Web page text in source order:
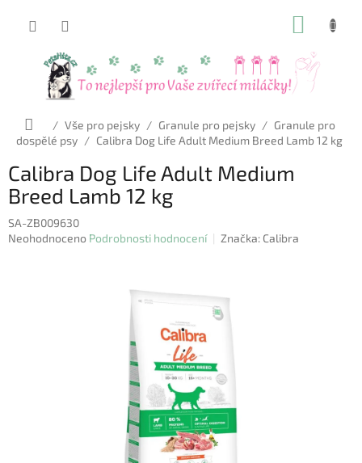
Domů
/ Vše pro pejsky / Granule pro pejsky / Granule pro
dospělé psy / Calibra Dog Life Adult Medium Breed Lamb 12 kg
Calibra Dog Life Adult Medium
Breed Lamb 12 kg
SA-ZB009630
Průměrné
Neohodnoceno Podrobnosti hodnocení Značka: Calibra